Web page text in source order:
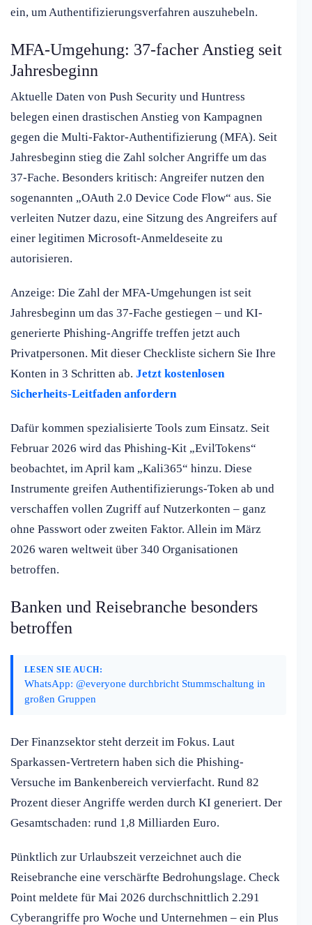
ein, um Authentifizierungsverfahren auszuhebeln.
MFA-Umgehung: 37-facher Anstieg seit
Jahresbeginn
Aktuelle Daten von Push Security und Huntress
belegen einen drastischen Anstieg von Kampagnen
gegen die Multi-Faktor-Authentifizierung (MFA). Seit
Jahresbeginn stieg die Zahl solcher Angriffe um das
37-Fache. Besonders kritisch: Angreifer nutzen den
sogenannten „OAuth 2.0 Device Code Flow“ aus. Sie
verleiten Nutzer dazu, eine Sitzung des Angreifers auf
einer legitimen Microsoft-Anmeldeseite zu
autorisieren.
Anzeige: Die Zahl der MFA-Umgehungen ist seit
Jahresbeginn um das 37-Fache gestiegen – und KI-
generierte Phishing-Angriffe treffen jetzt auch
Privatpersonen. Mit dieser Checkliste sichern Sie Ihre
Konten in 3 Schritten ab. Jetzt kostenlosen
Sicherheits-Leitfaden anfordern
Dafür kommen spezialisierte Tools zum Einsatz. Seit
Februar 2026 wird das Phishing-Kit „EvilTokens“
beobachtet, im April kam „Kali365“ hinzu. Diese
Instrumente greifen Authentifizierungs-Token ab und
verschaffen vollen Zugriff auf Nutzerkonten – ganz
ohne Passwort oder zweiten Faktor. Allein im März
2026 waren weltweit über 340 Organisationen
betroffen.
Banken und Reisebranche besonders
betroffen
LESEN SIE AUCH:
WhatsApp: @everyone durchbricht Stummschaltung in
großen Gruppen
Der Finanzsektor steht derzeit im Fokus. Laut
Sparkassen-Vertretern haben sich die Phishing-
Versuche im Bankenbereich vervierfacht. Rund 82
Prozent dieser Angriffe werden durch KI generiert. Der
Gesamtschaden: rund 1,8 Milliarden Euro.
Pünktlich zur Urlaubszeit verzeichnet auch die
Reisebranche eine verschärfte Bedrohungslage. Check
Point meldete für Mai 2026 durchschnittlich 2.291
Cyberangriffe pro Woche und Unternehmen – ein Plus